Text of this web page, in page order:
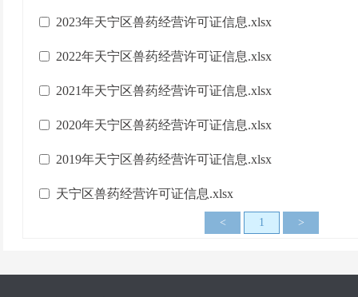
2023年天宁区兽药经营许可证信息.xlsx
2022年天宁区兽药经营许可证信息.xlsx
2021年天宁区兽药经营许可证信息.xlsx
2020年天宁区兽药经营许可证信息.xlsx
2019年天宁区兽药经营许可证信息.xlsx
天宁区兽药经营许可证信息.xlsx
< 1 >